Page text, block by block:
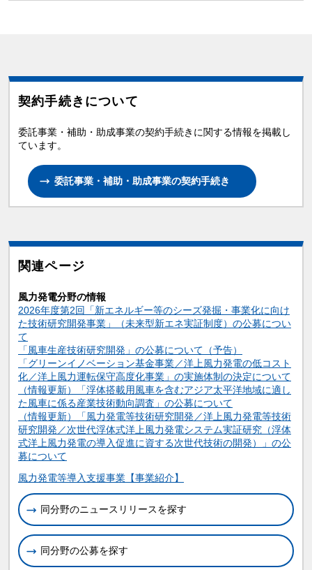
契約手続きについて
委託事業・補助・助成事業の契約手続きに関する情報を掲載し
ています。
委託事業・補助・助成事業の契約手続き
関連ページ
風力発電分野の情報
2026年度第2回「新エネルギー等のシーズ発掘・事業化に向け
た技術研究開発事業」（未来型新エネ実証制度）の公募につい
て
「風車生産技術研究開発」の公募について（予告）
「グリーンイノベーション基金事業／洋上風力発電の低コスト
化／洋上風力運転保守高度化事業」の実施体制の決定について
（情報更新）「浮体搭載用風車を含むアジア太平洋地域に適し
た風車に係る産業技術動向調査」の公募について
（情報更新）「風力発電等技術研究開発／洋上風力発電等技術
研究開発／次世代浮体式洋上風力発電システム実証研究（浮体
式洋上風力発電の導入促進に資する次世代技術の開発）」の公
募について
関連情報
風力発電等導入支援事業【事業紹介】
同分野のニュースリリースを探す
同分野の公募を探す